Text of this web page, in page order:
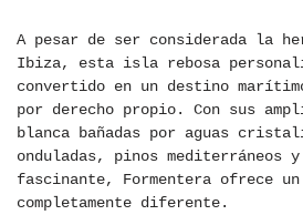
A pesar de ser considerada la
Ibiza, esta isla rebosa
convertido en un destino
por derecho propio. Con sus
blanca bañadas por aguas
onduladas, pinos mediterráneos
fascinante, Formentera ofrece
completamente diferente.